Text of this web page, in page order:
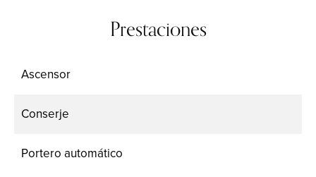
Prestaciones
Ascensor
Conserje
Portero automático